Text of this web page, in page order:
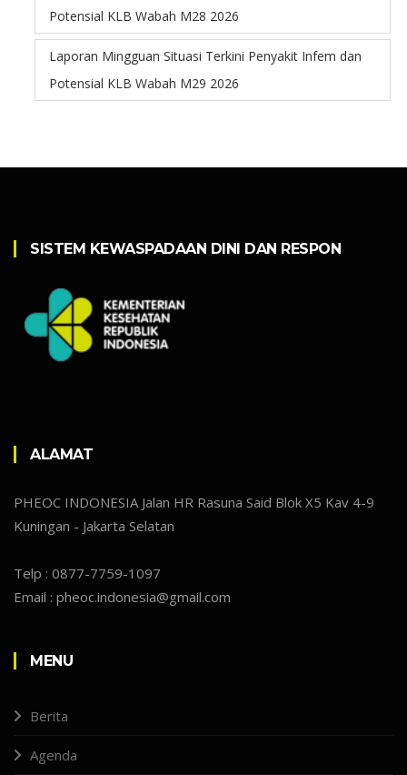
Potensial KLB Wabah M28 2026
Laporan Mingguan Situasi Terkini Penyakit Infem dan
Potensial KLB Wabah M29 2026
SISTEM KEWASPADAAN DINI DAN RESPON
ALAMAT
PHEOC INDONESIA Jalan HR Rasuna Said Blok X5 Kav 4-9
Kuningan - Jakarta Selatan
Telp : 0877-7759-1097
Email : pheoc.indonesia@gmail.com
MENU
Berita
Agenda